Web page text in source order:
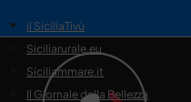
il SiciliaTivù
Siciliarurale.eu
Siciliammare.it
Il Giornale della Bellezza